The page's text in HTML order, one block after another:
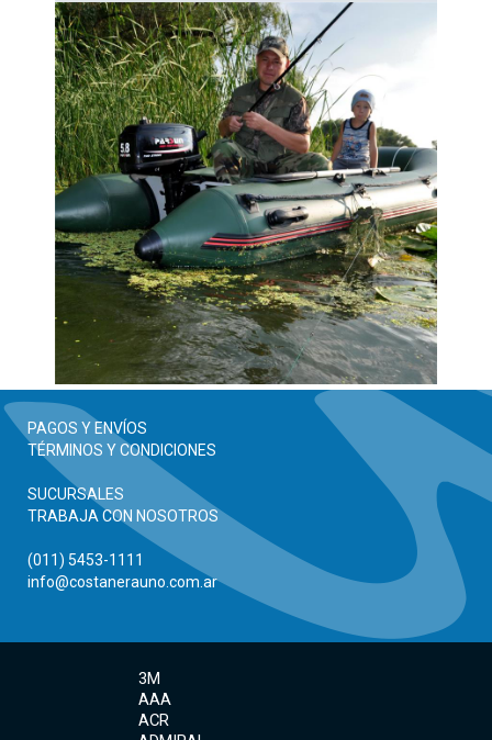
PAGOS Y ENVÍOS
TÉRMINOS Y CONDICIONES
SUCURSALES
TRABAJA CON NOSOTROS
(011) 5453-1111
info@costanerauno.com.ar
3M
AAA
ACR